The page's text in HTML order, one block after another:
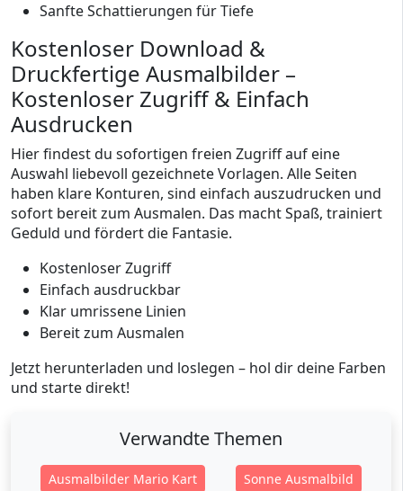
Sanfte Schattierungen für Tiefe
Kostenloser Download &
Druckfertige Ausmalbilder –
Kostenloser Zugriff & Einfach
Ausdrucken
Hier findest du sofortigen freien Zugriff auf eine
Auswahl liebevoll gezeichnete Vorlagen. Alle Seiten
haben klare Konturen, sind einfach auszudrucken und
sofort bereit zum Ausmalen. Das macht Spaß, trainiert
Geduld und fördert die Fantasie.
Kostenloser Zugriff
Einfach ausdruckbar
Klar umrissene Linien
Bereit zum Ausmalen
Jetzt herunterladen und loslegen – hol dir deine Farben
und starte direkt!
Verwandte Themen
Ausmalbilder Mario Kart
Sonne Ausmalbild